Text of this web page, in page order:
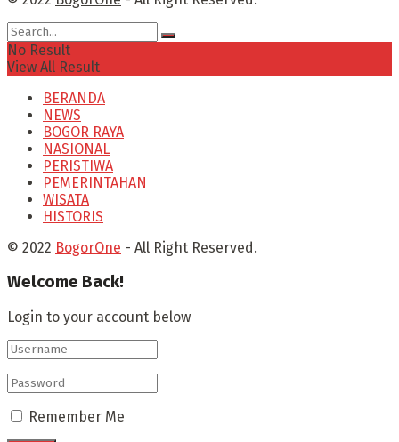
No Result
View All Result
BERANDA
NEWS
BOGOR RAYA
NASIONAL
PERISTIWA
PEMERINTAHAN
WISATA
HISTORIS
© 2022 BogorOne - All Right Reserved.
Welcome Back!
Login to your account below
Remember Me